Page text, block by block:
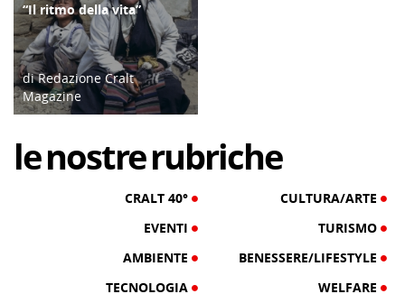
CULTURA/ARTE
“Il ritmo della vita”
di Redazione Cralt
Magazine
lenostrerubriche
CRALT 40°
CULTURA/ARTE
EVENTI
TURISMO
AMBIENTE
BENESSERE/LIFESTYLE
TECNOLOGIA
WELFARE